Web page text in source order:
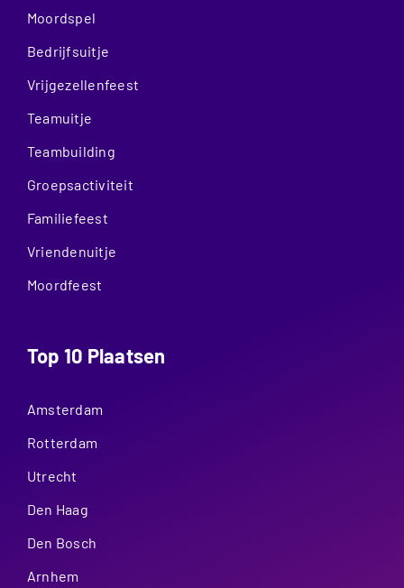
Moordspel
Bedrijfsuitje
Vrijgezellenfeest
Teamuitje
Teambuilding
Groepsactiviteit
Familiefeest
Vriendenuitje
Moordfeest
Top 10 Plaatsen
Amsterdam
Rotterdam
Utrecht
Den Haag
Den Bosch
Arnhem